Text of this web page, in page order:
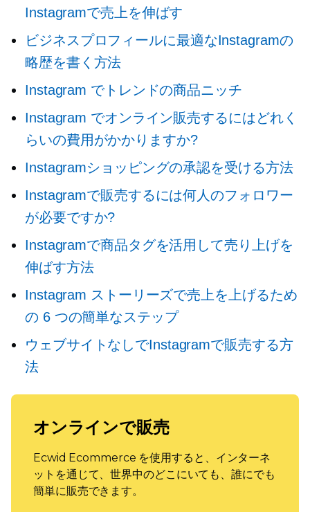
Instagramで売上を伸ばす
ビジネスプロフィールに最適なInstagramの
略歴を書く方法
Instagram でトレンドの商品ニッチ
Instagram でオンライン販売するにはどれく
らいの費用がかかりますか?
Instagramショッピングの承認を受ける方法
Instagramで販売するには何人のフォロワー
が必要ですか?
Instagramで商品タグを活用して売り上げを
伸ばす方法
Instagram ストーリーズで売上を上げるため
の 6 つの簡単なステップ
ウェブサイトなしでInstagramで販売する方
法
オンラインで販売
Ecwid Ecommerce を使用すると、インターネ
ットを通じて、世界中のどこにいても、誰にでも
簡単に販売できます。